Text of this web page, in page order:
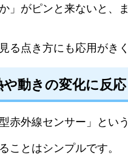
」がピンと来ないと、
る点き方にも応用がきく
動きの変化に反
赤外線センサー」とい
ことはシンプルです。